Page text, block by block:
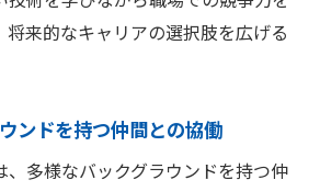
来的なキャリアの選択肢を広げる
ンドを持つ仲間との協働
、多様なバックグラウンドを持つ仲